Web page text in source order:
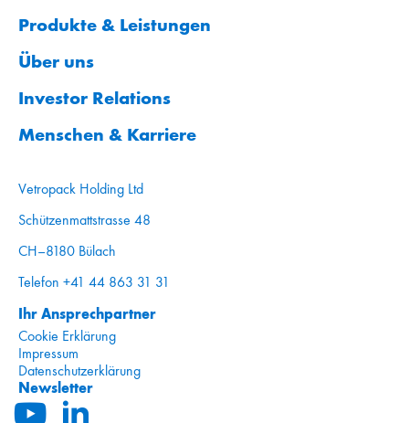
Produkte & Leistungen
Über uns
Investor Relations
Menschen & Karriere
Vetropack Holding Ltd
Schützenmattstrasse 48
CH–8180 Bülach
Telefon +41 44 863 31 31
Ihr Ansprechpartner
Cookie Erklärung
Impressum
Datenschutzerklärung
Newsletter